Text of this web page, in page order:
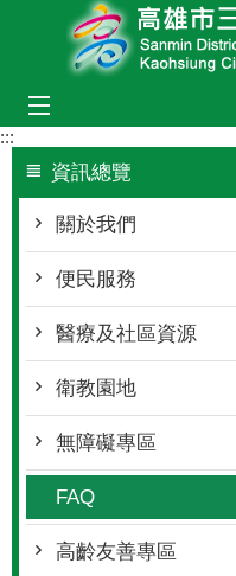
跳到主要內容區塊
:::
資訊總覽
關於我們
便民服務
醫療及社區資源
衛教園地
無障礙專區
FAQ
高齡友善專區